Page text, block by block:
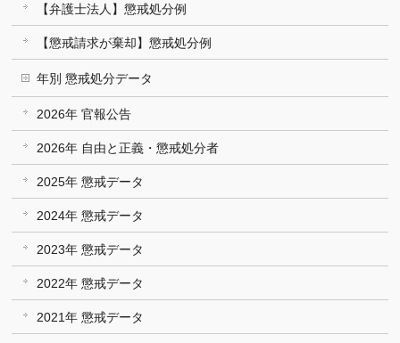
【弁護士法人】懲戒処分例
【懲戒請求が棄却】懲戒処分例
年別 懲戒処分データ
2026年 官報公告
2026年 自由と正義・懲戒処分者
2025年 懲戒データ
2024年 懲戒データ
2023年 懲戒データ
2022年 懲戒データ
2021年 懲戒データ